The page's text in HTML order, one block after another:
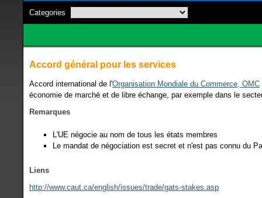
Categories
Accord général pour les services
Accord international de l'Organisation Mondiale du Commerce, OMC
économie de marché et de libre échange, par exemple dans le
Remarques
L'UE négocie au nom de tous les états membres
Le mandat de négociation est secret et n'est pas connu du
Liens
http://www.caut.ca/english/issues/trade/gats-stakes.asp